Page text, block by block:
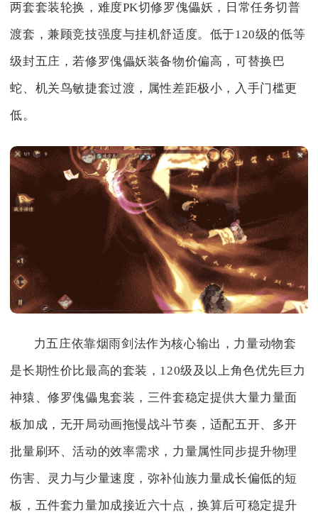
两套套装轮换，难度PK切修罗傀儡妖，日常任务切普
渡套，兼顾竞技强度与挂机舒适度。低于120级的低等
级封五庄，若修罗傀儡妖装备物价偏高，可替换巴
蛇、机关鸟敏捷套过渡，属性差距极小，入手门槛更
低。
力五庄依靠烟雨剑法作为核心输出，力量动物套
是长期性价比最高的套装，120级及以上角色优先巨力
神猿、修罗傀儡鬼套装，三件套稳定提供大量力量面
板加成，无开局动画拖慢战斗节奏，适配五开、多开
批量刷环、活动的效率需求，力量属性同步提升物理
伤害、灵力与少量速度，弥补仙族力量成长偏低的短
板，五件套力量加成接近六十点，换算后可稳定提升